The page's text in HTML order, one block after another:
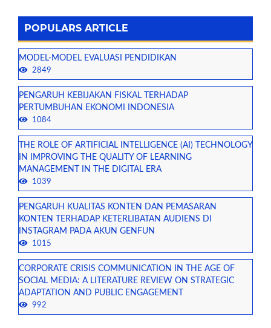
POPULARS ARTICLE
MODEL-MODEL EVALUASI PENDIDIKAN
2849
PENGARUH KEBIJAKAN FISKAL TERHADAP
PERTUMBUHAN EKONOMI INDONESIA
1084
THE ROLE OF ARTIFICIAL INTELLIGENCE (AI) TECHNOLOGY
IN IMPROVING THE QUALITY OF LEARNING
MANAGEMENT IN THE DIGITAL ERA
1039
PENGARUH KUALITAS KONTEN DAN PEMASARAN
KONTEN TERHADAP KETERLIBATAN AUDIENS DI
INSTAGRAM PADA AKUN GENFUN
1015
CORPORATE CRISIS COMMUNICATION IN THE AGE OF
SOCIAL MEDIA: A LITERATURE REVIEW ON STRATEGIC
ADAPTATION AND PUBLIC ENGAGEMENT
992